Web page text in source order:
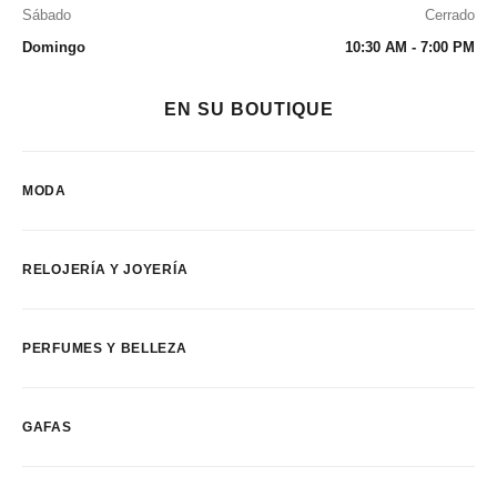
Sábado
Cerrado
Domingo
10:30 AM - 7:00 PM
EN SU BOUTIQUE
MODA
RELOJERÍA Y JOYERÍA
PERFUMES Y BELLEZA
GAFAS